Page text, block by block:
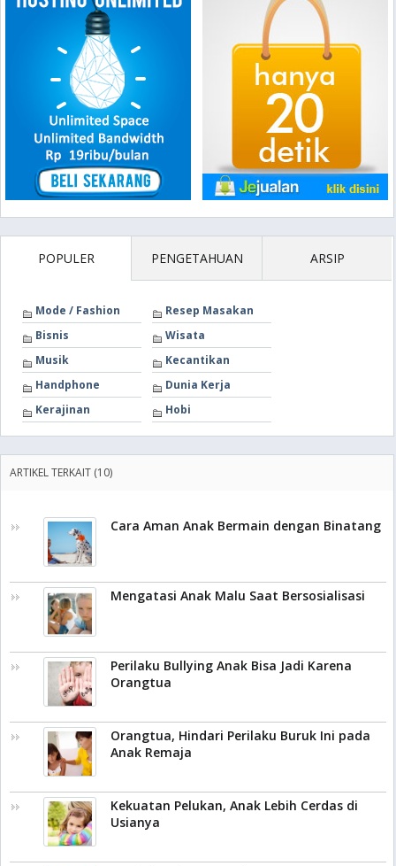
POPULER PENGETAHUAN ARSIP
Mode / Fashion
Resep Masakan
Bisnis
Wisata
Musik
Kecantikan
Handphone
Dunia Kerja
Kerajinan
Hobi
ARTIKEL TERKAIT (10)
Cara Aman Anak Bermain dengan Binatang
Mengatasi Anak Malu Saat Bersosialisasi
Perilaku Bullying Anak Bisa Jadi Karena
Orangtua
Orangtua, Hindari Perilaku Buruk Ini pada
Anak Remaja
Kekuatan Pelukan, Anak Lebih Cerdas di
Usianya